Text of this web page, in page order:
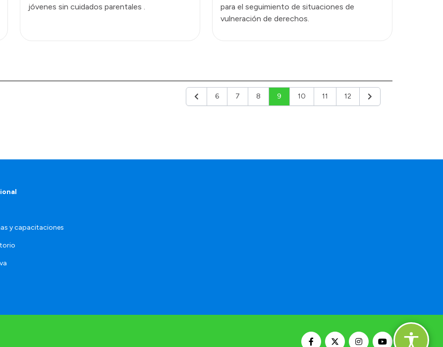
jóvenes sin cuidados parentales .
para el seguimiento de situaciones de
vulneración de derechos.
Anterior
6 7 8 9 10 11 12 Siguiente
y capacitaciones